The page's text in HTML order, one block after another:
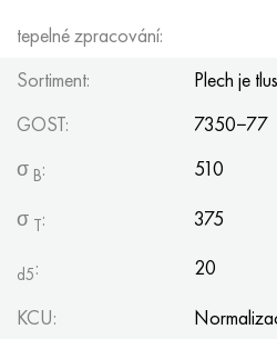
tepelné zpracování:
Sortiment:
Plech je
GOST:
7350−77
σ B:
510
σ T: 375
d5:
20
KCU: